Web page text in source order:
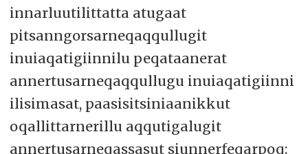
innarluutilittatta atugaat
pitsanngorsarneqaqqullugit
inuiaqatigiinnilu peqataanerat
annertusarneqaqqullugu inuiaqatigiinni
ilisimasat, paasisitsiniaanikkut
oqallittarnerillu aqqutigalugit
annertusarneqassasut siunnerfeqarpoq: